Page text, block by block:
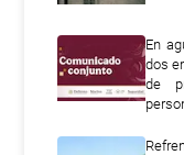
En
dos
de